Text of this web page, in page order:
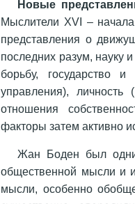
Новые
Мыслители XVI –
представления о
последних разум, науку
борьбу, государство
управления), личность
отношения
факторы затем активно
Жан Боден был
общественной мысли и
мысли, особенно